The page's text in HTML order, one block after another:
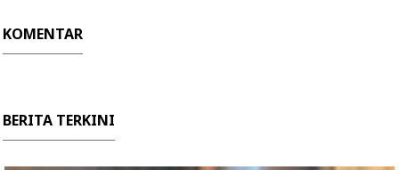
KOMENTAR
BERITA TERKINI